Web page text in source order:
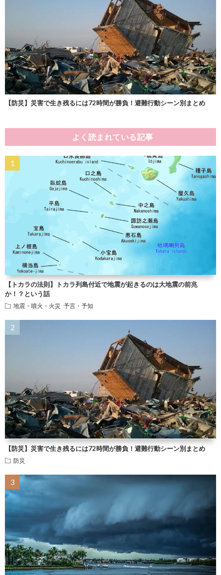
【防災】災害で生き残るには72時間が勝負！避難行動シーン別まとめ
よく読まれている記事
【トカラの法則】トカラ列島付近で地震が起きるのは大地震の前兆
か！？という話
地震・噴火・火災 予言・予知
【防災】災害で生き残るには72時間が勝負！避難行動シーン別まとめ
防災